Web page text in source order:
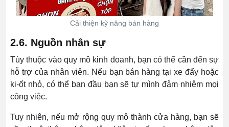
Cải thiện kỹ năng bán hàng
2.6. Nguồn nhân sự
Tùy thuộc vào quy mô kinh doanh, bạn có thể cần đến sự
hỗ trợ của nhân viên. Nếu bạn bán hàng tại xe đẩy hoặc
ki-ốt nhỏ, có thể ban đầu bạn sẽ tự mình đảm nhiệm mọi
công việc.
Tuy nhiên, nếu mở rộng quy mô thành cửa hàng, bạn sẽ